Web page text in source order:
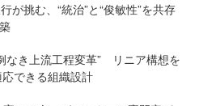
が挑む、“統治”と“俊敏性”を共存
なき上流工程変革” リニア構想を
できる組織設計